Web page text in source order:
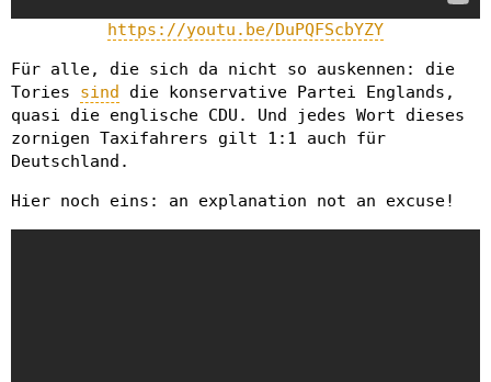
https://youtu.be/DuPQFScbYZY
Für alle, die sich da nicht so auskennen: die
Tories sind
die konservative Partei Englands,
quasi die englische CDU. Und jedes Wort dieses
zornigen Taxifahrers gilt 1:1 auch für
Deutschland.
Hier noch eins: an explanation not an excuse!